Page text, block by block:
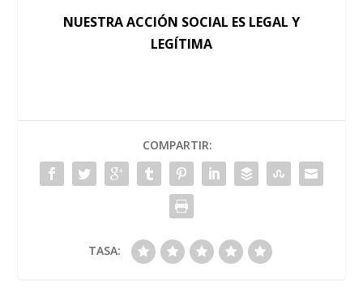
NUESTRA ACCIÓN SOCIAL ES LEGAL Y
LEGÍTIMA
COMPARTIR:
TASA: